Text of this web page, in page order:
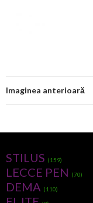
Imaginea anterioară
STILUS (159)
LECCE PEN (70)
DEMA (110)